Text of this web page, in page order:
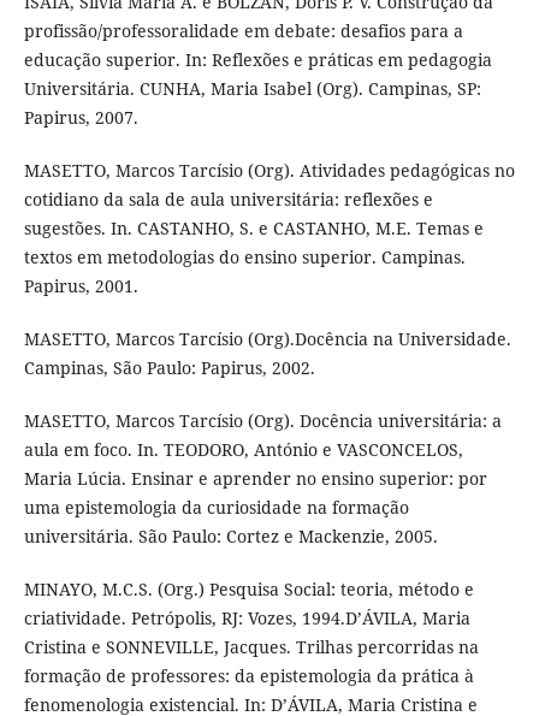
profissão/professoralidade em debate: desafios para a
educação superior. In: Reflexões e práticas em pedagogia
Universitária. CUNHA, Maria Isabel (Org). Campinas, SP:
Papirus, 2007.
MASETTO, Marcos Tarcísio (Org). Atividades pedagógicas no
cotidiano da sala de aula universitária: reflexões e
sugestões. In. CASTANHO, S. e CASTANHO, M.E. Temas e
textos em metodologias do ensino superior. Campinas.
Papirus, 2001.
MASETTO, Marcos Tarcísio (Org).Docência na Universidade.
Campinas, São Paulo: Papirus, 2002.
MASETTO, Marcos Tarcísio (Org). Docência universitária: a
aula em foco. In. TEODORO, António e VASCONCELOS,
Maria Lúcia. Ensinar e aprender no ensino superior: por
uma epistemologia da curiosidade na formação
universitária. São Paulo: Cortez e Mackenzie, 2005.
MINAYO, M.C.S. (Org.) Pesquisa Social: teoria, método e
criatividade. Petrópolis, RJ: Vozes, 1994.D’ÁVILA, Maria
Cristina e SONNEVILLE, Jacques. Trilhas percorridas na
formação de professores: da epistemologia da prática à
fenomenologia existencial. In: D’ÁVILA, Maria Cristina e